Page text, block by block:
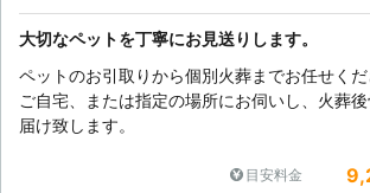
大切なペットを丁寧にお見送りします。
ペットのお引取りから個別火葬までお任せく
ご自宅、または指定の場所にお伺いし、火葬
届け致します。
目安料金